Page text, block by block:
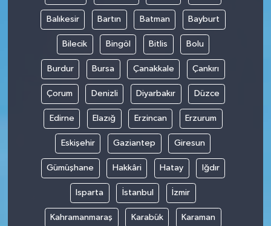
Balıkesir Bartın Batman Bayburt
Bilecik Bingöl Bitlis Bolu
Burdur Bursa Çanakkale Çankırı
Çorum Denizli Diyarbakır Düzce
Edirne Elazığ Erzincan Erzurum
Eskişehir Gaziantep Giresun
Gümüşhane Hakkâri Hatay Iğdır
Isparta İstanbul İzmir
Kahramanmaraş Karabük Karaman